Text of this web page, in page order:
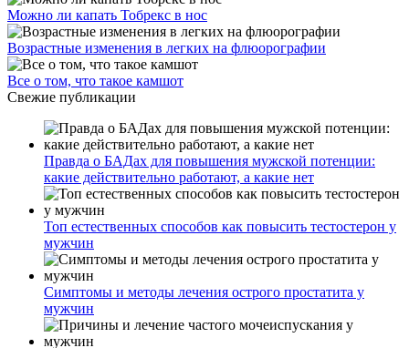
Можно ли капать Тобрекс в нос
Возрастные изменения в легких на флюорографии
Все о том, что такое камшот
Свежие публикации
Правда о БАДах для повышения мужской потенции:
какие действительно работают, а какие нет
Топ естественных способов как повысить тестостерон у
мужчин
Симптомы и методы лечения острого простатита у
мужчин